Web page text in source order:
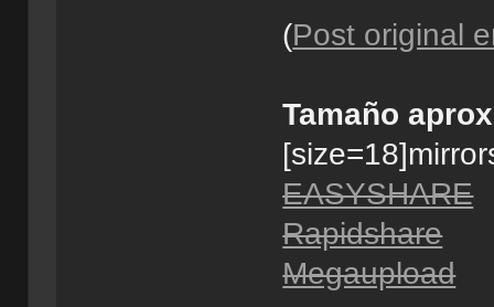
(Post original
Tamaño
EASYSHARE
Rapidshare
Megaupload